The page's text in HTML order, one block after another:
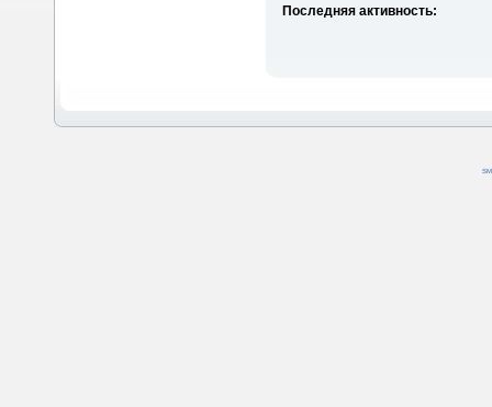
Последняя активность: